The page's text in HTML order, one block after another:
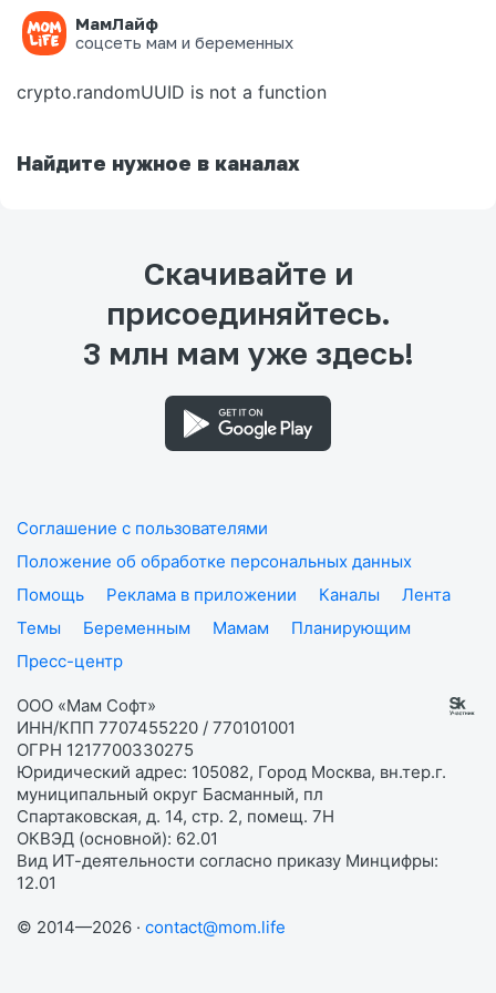
МамЛайф
соцсеть мам и беременных
Ошибка на странице
crypto.randomUUID is not a function
Найдите нужное в каналах
Скачивайте и
присоединяйтесь.
3 млн мам уже здесь!
Соглашение с пользователями
Положение об обработке персональных данных
Помощь
Реклама в приложении Каналы
Лента
Темы
Беременным Мамам
Планирующим
Пресс-центр
ООО «Мам Софт»
ИНН/КПП 7707455220 / 770101001
ОГРН 1217700330275
Юридический адрес: 105082, Город Москва, вн.тер.г.
муниципальный округ Басманный, пл
Спартаковская, д. 14, стр. 2, помещ. 7Н
ОКВЭД (основной): 62.01
Вид ИТ-деятельности согласно приказу Минцифры:
12.01
© 2014—2026 · contact@mom.life